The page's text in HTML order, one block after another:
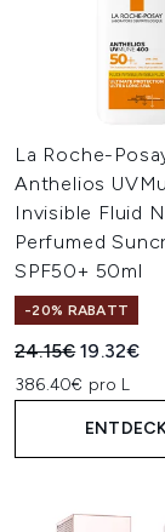
La Roche-
Anthelios
Invisible Fluid
Perfumed
SPF50+ 50ml
-20% RABATT
Unverbindliche
24.15€Aktueller
19.32€
386.40€ pro L